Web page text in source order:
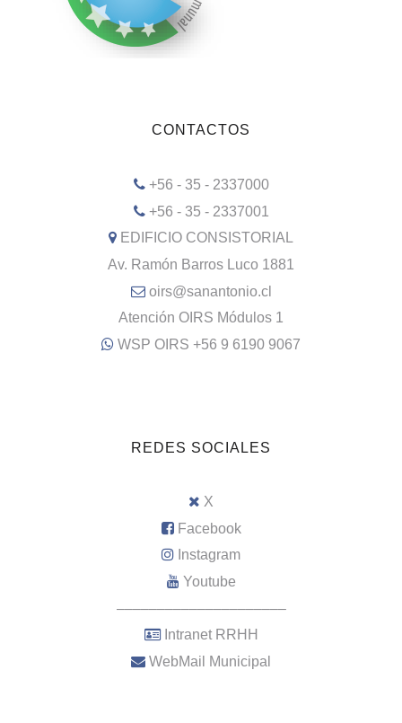
CONTACTOS
+56 - 35 - 2337000
+56 - 35 - 2337001
EDIFICIO CONSISTORIAL
Av. Ramón Barros Luco 1881
oirs@sanantonio.cl
Atención OIRS Módulos 1
WSP OIRS +56 9 6190 9067
REDES SOCIALES
X
Facebook
Instagram
Youtube
–––––––––––––––––––––
Intranet RRHH
WebMail Municipal